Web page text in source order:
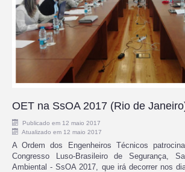
OET na SsOA 2017 (Rio de
Publicado em 12 maio 2017
Atualizado em 12 maio 2017
A Ordem dos Engenheiros Técnicos
Congresso Luso-Brasileiro de Segurança,
Ambiental - SsOA 2017, que irá decorrer nos